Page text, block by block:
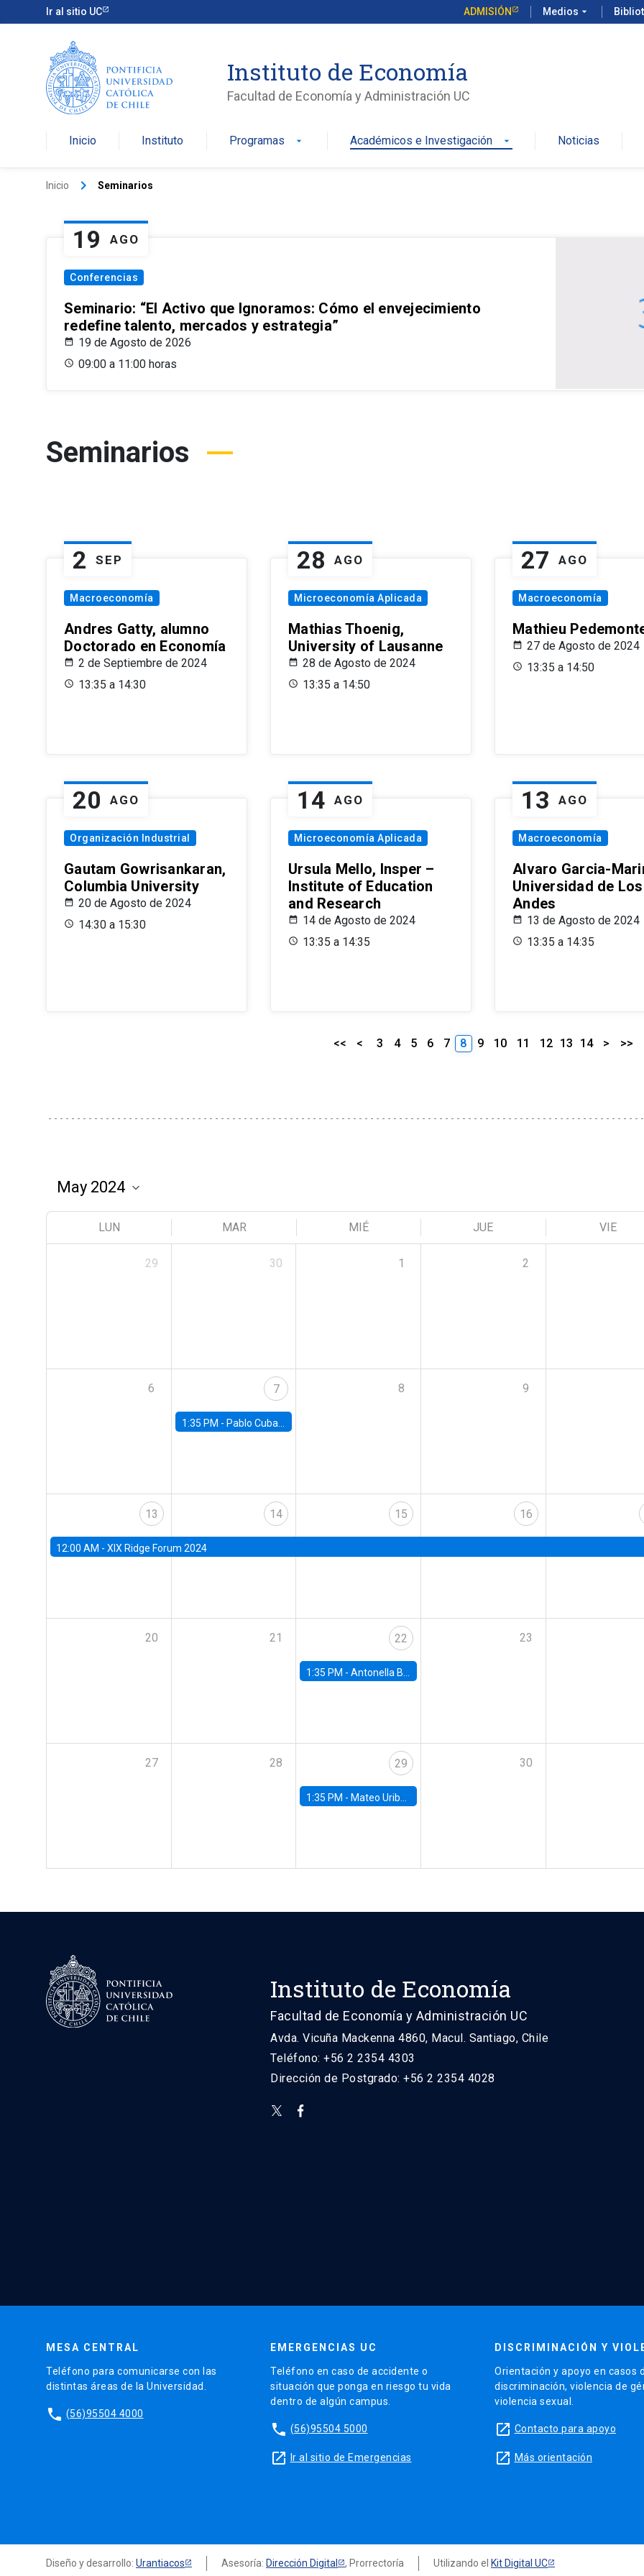
Ir al sitio UC ADMISIÓN Medios arrow_drop_down
Instituto de Economía
Facultad de Economía y Administración UC
Inicio Instituto Programas arrow_drop_down Académicos e Investigación arrow_drop_down Noticias
Inicio keyboard_arrow_right Seminarios
19 AGO
Conferencias
Seminario: “El Activo que Ignoramos: Cómo el envejecimiento
redefine talento, mercados y estrategia”
19 de Agosto de 2026
09:00 a 11:00 horas
Seminarios
2 SEP
Macroeconomía
Andres Gatty, alumno
Doctorado en Economía
2 de Septiembre de 2024
13:35 a 14:30
28 AGO
Microeconomía Aplicada
Mathias Thoenig,
University of Lausanne
28 de Agosto de 2024
13:35 a 14:50
27 AGO
Macroeconomía
Mathieu
27 de Agosto de 2024
13:35 a 14:50
20 AGO
Organización Industrial
Gautam Gowrisankaran,
Columbia University
20 de Agosto de 2024
14:30 a 15:30
14 AGO
Microeconomía Aplicada
Ursula Mello, Insper –
Institute of Education
and Research
14 de Agosto de 2024
13:35 a 14:35
13 AGO
Macroeconomía
Alvaro Garcia-
Universidad de Los
Andes
13 de Agosto de 2024
13:35 a 14:35
<< < 3 4 5 6 7 8 9 10 11 12 13 14 > >>
LUN MAR MIÉ JUE VIE
29 30 1 2
6 7
1:35 PM - Pablo Cuba, FED Board
8 9
13
12:00 AM - XIX Ridge Forum 2024
14 15 16
20 21 22
1:35 PM -Antonella Bancalari, Institute for Fiscal Studies (IFS) and Research Associate at University College London (UCL)
23
27 28 29
1:35 PM - Mateo Uribe-Castro, Universidad de los Andes (Colombia)
30
Instituto de Economía
Facultad de Economía y Administración UC
Avda. Vicuña Mackenna 4860, Macul. Santiago, Chile
Teléfono: +56 2 2354 4303
Dirección de Postgrado: +56 2 2354 4028
MESA CENTRAL
Teléfono para comunicarse con las
distintas áreas de la Universidad.
phone (56)95504 4000
EMERGENCIAS UC
Teléfono en caso de accidente o
situación que ponga en riesgo tu vida
dentro de algún campus.
phone (56)95504 5000
launch Ir al sitio de Emergencias
DISCRIMINACIÓN Y
Orientación y apoyo en casos
discriminación, violencia de
violencia sexual.
launch Contacto para apoyo
launch Más orientación
Diseño y desarrollo: Urantiacos Asesoría: Dirección Digital , Prorrectoría Utilizando el Kit Digital UC